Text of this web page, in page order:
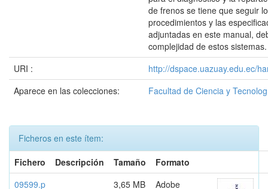
de frenos se tiene que seguir
procedimientos y las
adjuntadas en este manual,
complejidad de estos sistemas.
URI :
http://dspace.uazuay.edu.ec/
Aparece en las colecciones:
Facultad de Ciencia y
Ficheros en este ítem:
Fichero
Descripción Tamaño
Formato
09599.p
3,65 MB
Adobe